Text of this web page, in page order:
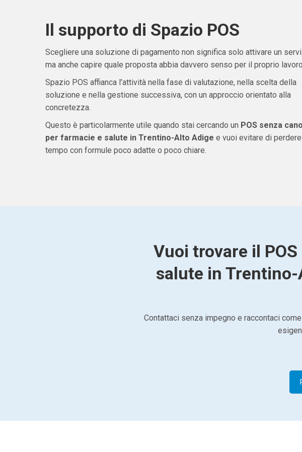
Il supporto di Spazio POS
Scegliere una soluzione di pagamento non significa solo attivare un
ma anche capire quale proposta abbia davvero senso per il proprio
Spazio POS affianca l’attività nella fase di valutazione, nella scelta della
soluzione e nella gestione successiva, con un approccio orientato alla
concretezza.
Questo è particolarmente utile quando stai cercando un POS senza
per farmacie e salute in Trentino-Alto Adige e vuoi evitare di perdere
tempo con formule poco adatte o poco chiare.
Vuoi trovare il
salute in
Contattaci senza impegno e raccontaci